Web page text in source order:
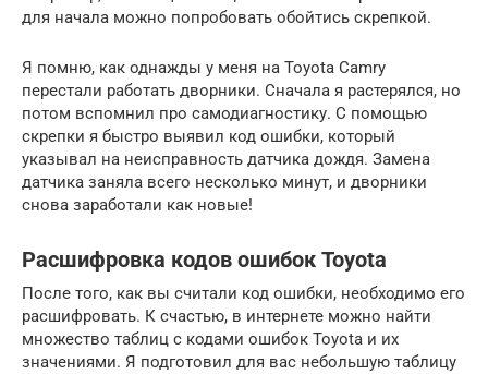
для начала можно попробовать обойтись скрепкой.
Я помню, как однажды у меня на Toyota Camry
перестали работать дворники. Сначала я растерялся, но
потом вспомнил про самодиагностику. С помощью
скрепки я быстро выявил код ошибки, который
указывал на неисправность датчика дождя. Замена
датчика заняла всего несколько минут, и дворники
снова заработали как новые!
Расшифровка кодов ошибок Toyota
После того, как вы считали код ошибки, необходимо его
расшифровать. К счастью, в интернете можно найти
множество таблиц с кодами ошибок Toyota и их
значениями. Я подготовил для вас небольшую таблицу